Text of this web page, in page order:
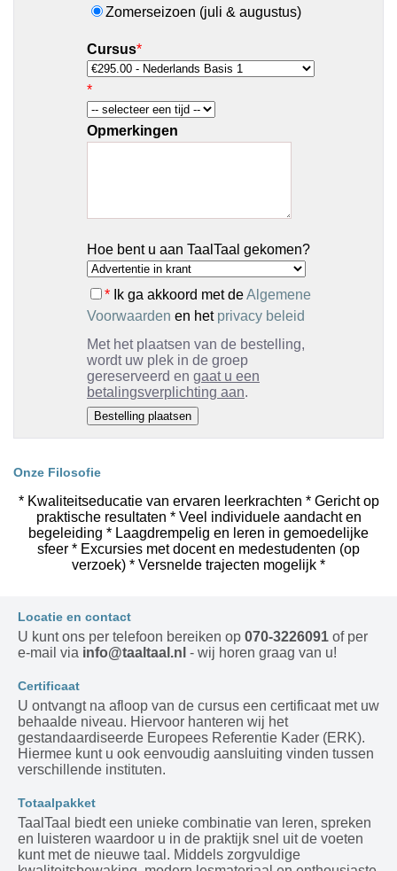
Zomerseizoen (juli & augustus)
Cursus*
*
Opmerkingen
Hoe bent u aan TaalTaal gekomen?
* Ik ga akkoord met deAlgemene
Voorwaarden en het privacy beleid
Met het plaatsen van de bestelling,
wordt uw plek in de groep
gereserveerd en gaat u een
betalingsverplichting aan.
Onze Filosofie
* Kwaliteitseducatie van ervaren leerkrachten * Gericht op
praktische resultaten * Veel individuele aandacht en
begeleiding * Laagdrempelig en leren in gemoedelijke
sfeer * Excursies met docent en medestudenten (op
verzoek) * Versnelde trajecten mogelijk *
Locatie en contact
U kunt ons per telefoon bereiken op 070-3226091 of per
e-mail via info@taaltaal.nl - wij horen graag van u!
Certificaat
U ontvangt na afloop van de cursus een certificaat met uw
behaalde niveau. Hiervoor hanteren wij het
gestandaardiseerde Europees Referentie Kader (ERK).
Hiermee kunt u ook eenvoudig aansluiting vinden tussen
verschillende instituten.
Totaalpakket
TaalTaal biedt een unieke combinatie van leren, spreken
en luisteren waardoor u in de praktijk snel uit de voeten
kunt met de nieuwe taal. Middels zorgvuldige